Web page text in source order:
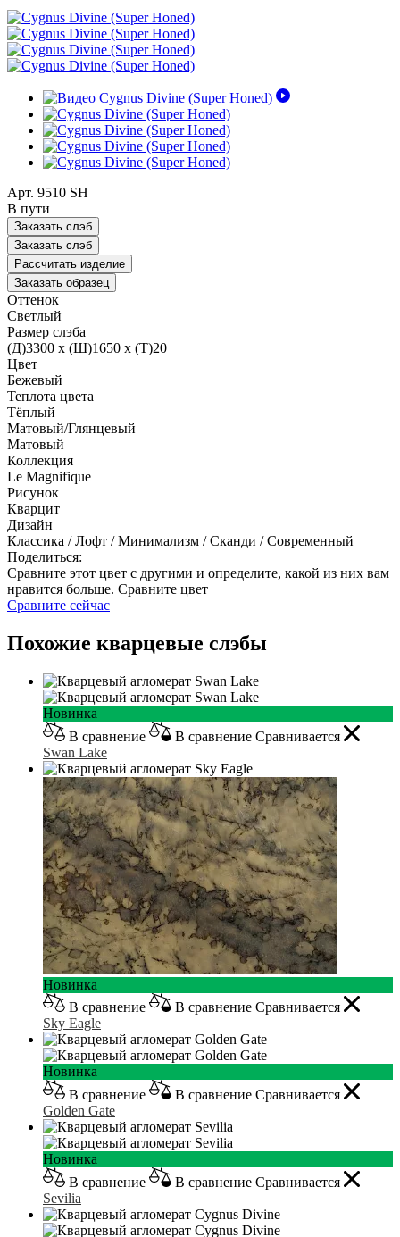
Арт. 9510 SH
В пути
Заказать слэб
Заказать слэб
Рассчитать изделие
Заказать образец
Оттенок
Светлый
Размер слэба
(Д)3300 х (Ш)1650 х (Т)20
Цвет
Бежевый
Теплота цвета
Тёплый
Матовый/Глянцевый
Матовый
Коллекция
Le Magnifique
Рисунок
Кварцит
Дизайн
Классика / Лофт / Минимализм / Сканди / Современный
Поделиться:
Сравните этот цвет с другими и определите, какой из них вам
нравится больше. Сравните цвет
Сравните сейчас
Похожие кварцевые слэбы
Новинка
В сравнение
В сравнение Сравнивается
Swan Lake
Новинка
В сравнение
В сравнение Сравнивается
Sky Eagle
Новинка
В сравнение
В сравнение Сравнивается
Golden Gate
Новинка
В сравнение
В сравнение Сравнивается
Sevilia